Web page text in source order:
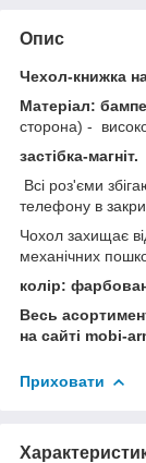
Опис
Чехол-книжка
Матеріал:
сторона) -
застібка-магніт.
Всі роз'єми
телефону в
Чохол захищає
механічних
колір:
Весь
на сайті mobi-
Приховати